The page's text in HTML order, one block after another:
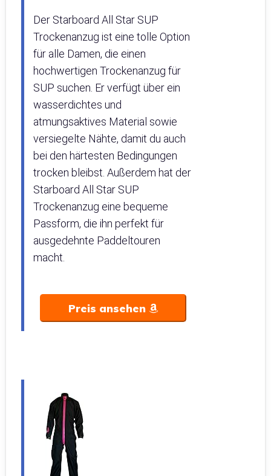
Der Starboard All Star SUP
Trockenanzug ist eine tolle Option
für alle Damen, die einen
hochwertigen Trockenanzug für
SUP suchen. Er verfügt über ein
wasserdichtes und
atmungsaktives Material sowie
versiegelte Nähte, damit du auch
bei den härtesten Bedingungen
trocken bleibst. Außerdem hat der
Starboard All Star SUP
Trockenanzug eine bequeme
Passform, die ihn perfekt für
ausgedehnte Paddeltouren
macht.
Preis ansehen